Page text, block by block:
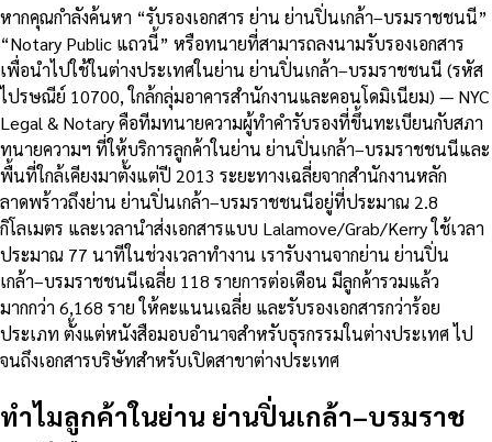
หากคุณกำลังค้นหา “รับรองเอกสาร ย่าน ย่านปิ่นเกล้า–บรมราชชนนี”
“Notary Public แถวนี้” หรือทนายที่สามารถลงนามรับรองเอกสาร
เพื่อนำไปใช้ในต่างประเทศในย่าน ย่านปิ่นเกล้า–บรมราชชนนี (รหัส
ไปรษณีย์ 10700, ใกล้กลุ่มอาคารสำนักงานและคอนโดมิเนียม) — NYC
Legal & Notary คือทีมทนายความผู้ทำคำรับรองที่ขึ้นทะเบียนกับสภา
ทนายความฯ ที่ให้บริการลูกค้าในย่าน ย่านปิ่นเกล้า–บรมราชชนนีและ
พื้นที่ใกล้เคียงมาตั้งแต่ปี 2013 ระยะทางเฉลี่ยจากสำนักงานหลัก
ลาดพร้าวถึงย่าน ย่านปิ่นเกล้า–บรมราชชนนีอยู่ที่ประมาณ 2.8
กิโลเมตร และเวลานำส่งเอกสารแบบ Lalamove/Grab/Kerry ใช้เวลา
ประมาณ 77 นาทีในช่วงเวลาทำงาน เรารับงานจากย่าน ย่านปิ่น
เกล้า–บรมราชชนนีเฉลี่ย 118 รายการต่อเดือน มีลูกค้ารวมแล้ว
มากกว่า 6,168 ราย ให้คะแนนเฉลี่ย และรับรองเอกสารกว่าร้อย
ประเภท ตั้งแต่หนังสือมอบอำนาจสำหรับธุรกรรมในต่างประเทศ ไป
จนถึงเอกสารบริษัทสำหรับเปิดสาขาต่างประเทศ
ทำไมลูกค้าในย่าน ย่านปิ่นเกล้า–บรมราช